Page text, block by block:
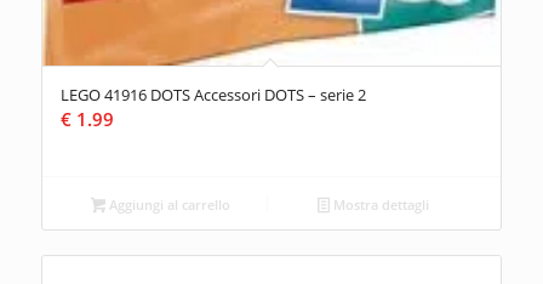
LEGO 41916 DOTS Accessori DOTS – serie 2
€1.99
Aggiungi al carrello Mostra dettagli